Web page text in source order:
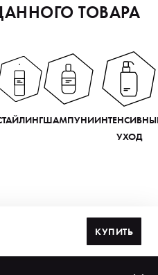
ТОВАРА
ШАМПУНИ
УХОД
КУПИТЬ